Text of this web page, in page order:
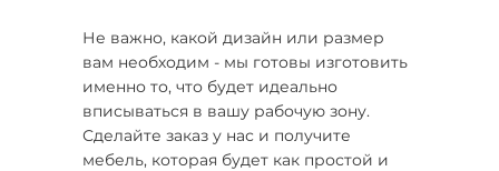
Не важно, какой дизайн или размер
вам необходим - мы готовы изготовить
именно то, что будет идеально
вписываться в вашу рабочую зону.
Сделайте заказ у нас и получите
мебель, которая будет как простой и